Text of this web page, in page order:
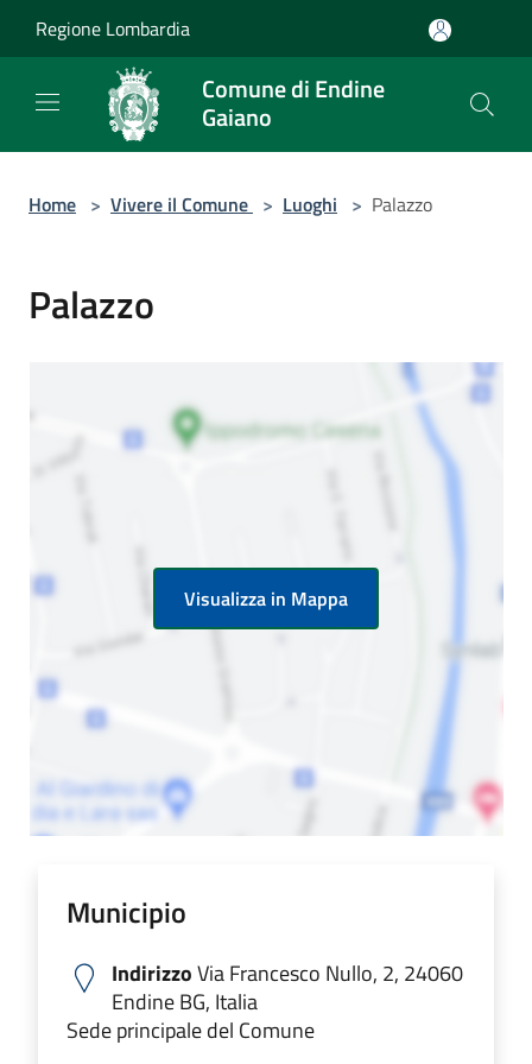
Regione Lombardia
Comune di Endine
Gaiano
Home > Vivere il Comune > Luoghi > Palazzo
Palazzo
Visualizza in Mappa
Municipio
IndirizzoVia Francesco Nullo, 2, 24060
Endine BG, Italia
Sede principale del Comune